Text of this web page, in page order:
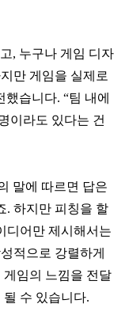
, 누구나 게임 디자
만 게임을 실제로
습니다. “팀 내에
이라도 있다는 건
말에 따르면 답은
. 하지만 피칭을 할
디어만 제시해서는
적으로 강렬하게
게임의 느낌을 전달
수 있습니다.